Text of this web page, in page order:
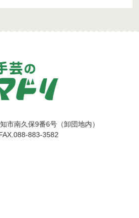
市南久保9番6号（卸団地内）
883-3582